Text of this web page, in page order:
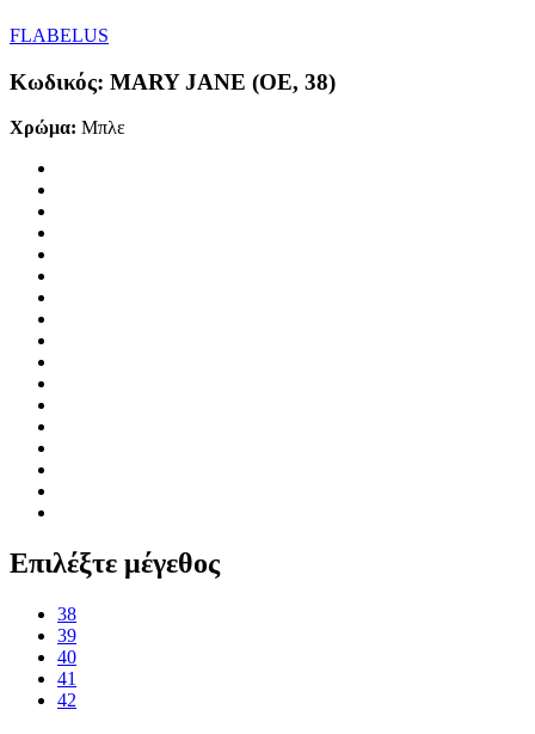
FLABELUS
Κωδικός: MARY JANE (OE, 38)
Χρώμα: Μπλε
Επιλέξτε μέγεθος
38
39
40
41
42